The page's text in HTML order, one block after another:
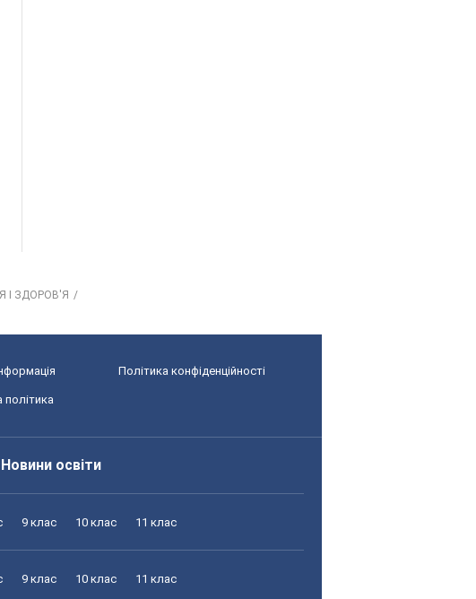
І ЗДОРОВ'Я
Політика конфіденційності
політика
Новини освіти
9 клас 10 клас 11 клас
9 клас 10 клас 11 клас